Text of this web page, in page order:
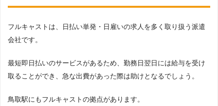
フルキャストは、日払い単発・日雇いの求人を多く取り扱う派遣
会社です。
最短即日払いのサービスがあるため、勤務日翌日には給与を受け
取ることができ、急な出費があった際は助けとなるでしょう。
鳥取駅にもフルキャストの拠点があります。